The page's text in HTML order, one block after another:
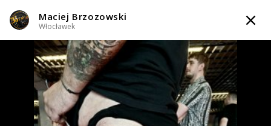
TATTOOARTIST
Maciej Brzozowski
Włocławek
Styl tatuażu Black & Grey / Realizm / Surrealizm / Horror
Maciej Brzozowski
Włocławek